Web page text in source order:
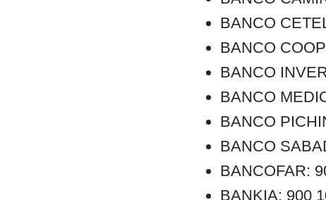
BANCO
BANCO
BANCO
BANCO
BANCO
BANCO
BANCOFAR:
BANKIA: 900